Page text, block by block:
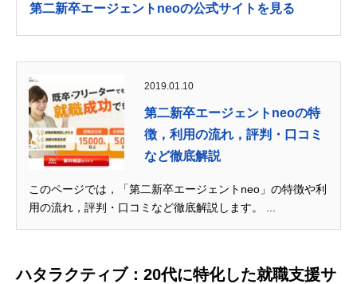
第二新卒エージェントneoの公式サイトを見る
2019.01.10
第二新卒エージェントneoの特
徴，利用の流れ，評判・口コミ
など徹底解説
このページでは，「第二新卒エージェントneo」の特徴や利
用の流れ，評判・口コミなど徹底解説します。 ...
ハタラクティブ：20代に特化した就職支援サ